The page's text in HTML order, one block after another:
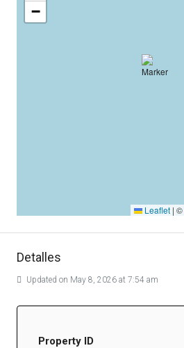
−
Leaflet | ©
Detalles
Updated on May 8, 2026 at 7:54 am
Property ID